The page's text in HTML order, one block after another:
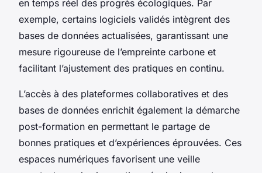
en temps réel des progrès écologiques. Par
exemple, certains logiciels validés intègrent des
bases de données actualisées, garantissant une
mesure rigoureuse de l’empreinte carbone et
facilitant l’ajustement des pratiques en continu.
L’accès à des plateformes collaboratives et des
bases de données enrichit également la démarche
post-formation en permettant le partage de
bonnes pratiques et d’expériences éprouvées. Ces
espaces numériques favorisent une veille